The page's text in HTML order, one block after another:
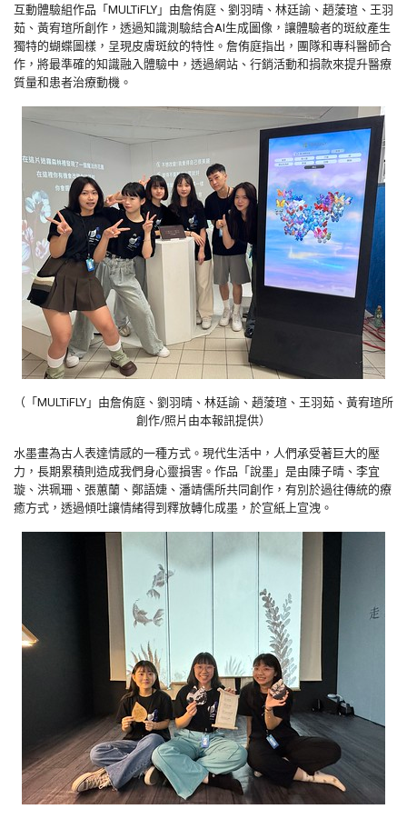
互動體驗組作品「MULTiFLY」由詹侑庭、劉羽晴、林廷諭、趙蔆瑄、王羽
茹、黃宥瑄所創作，透過知識測驗結合AI生成圖像，讓體驗者的斑紋產生
獨特的蝴蝶圖樣，呈現皮膚斑紋的特性。詹侑庭指出，團隊和專科醫師合
作，將最準確的知識融入體驗中，透過網站、行銷活動和捐款來提升醫療
質量和患者治療動機。
（「MULTiFLY」由詹侑庭、劉羽晴、林廷諭、趙蔆瑄、王羽茹、黃宥瑄所
創作/照片由本報訊提供）
水墨畫為古人表達情感的一種方式。現代生活中，人們承受著巨大的壓
力，長期累積則造成我們身心靈損害。作品「說墨」是由陳子晴、李宜
璇、洪珮珊、張蕙蘭、鄭語婕、潘靖儒所共同創作，有別於過往傳統的療
癒方式，透過傾吐讓情緒得到釋放轉化成墨，於宣紙上宣洩。